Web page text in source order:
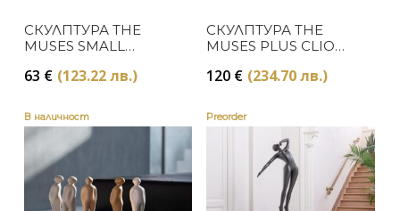
СКУЛПТУРА THE
MUSES SMALL
WHITE
63 € (123.22 лв.)
СКУЛПТУРА THE
MUSES PLUS CLIO
120 € (234.70 лв.)
В наличност Preorder